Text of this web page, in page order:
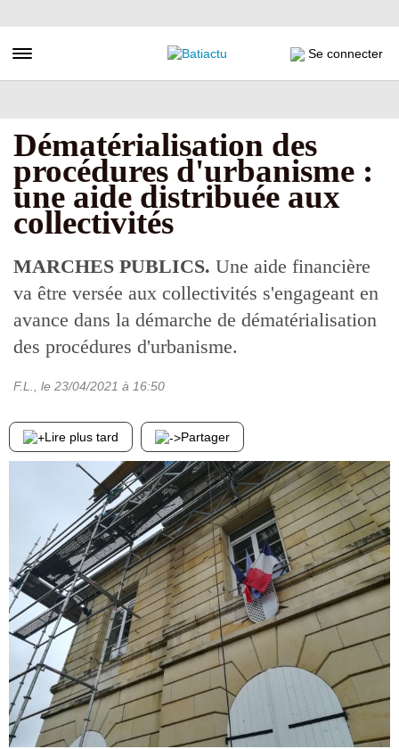
au
principal
Toggle navigation Se connecter
Dématérialisation des
procédures d'urbanisme :
une aide distribuée aux
collectivités
MARCHES PUBLICS. Une aide financière
va être versée aux collectivités s'engageant en
avance dans la démarche de dématérialisation
des procédures d'urbanisme.
F.L. , le 23/04/2021 à 16:50
Lire plus tard Partager